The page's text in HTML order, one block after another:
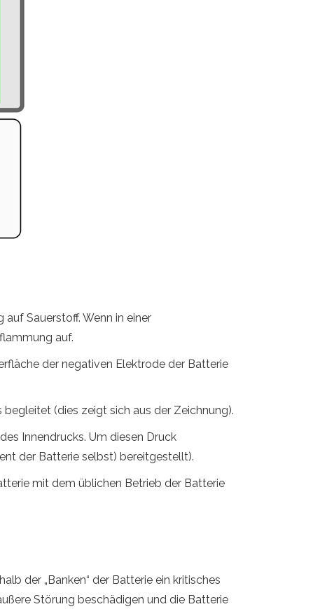
Sauerstoff. Wenn in einer
auf.
der negativen Elektrode der Batterie
(dies zeigt sich aus der Zeichnung).
Innendrucks. Um diesen Druck
der Batterie selbst) bereitgestellt).
mit dem üblichen Betrieb der Batterie
der „Banken“ der Batterie ein kritisches
Störung beschädigen und die Batterie